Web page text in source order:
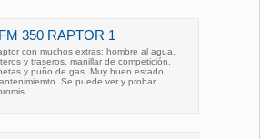
350 RAPTOR 1
con muchos extras: hombre al agua,
y traseros, manillar de competición,
y puño de gas. Muy buen estado.
Se puede ver y probar.